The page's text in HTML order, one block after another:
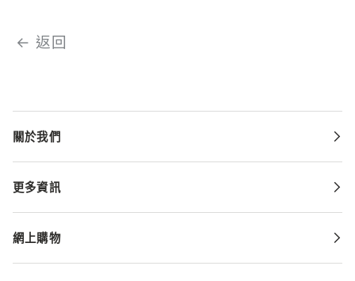
← 返回
關於我們
更多資訊
網上購物